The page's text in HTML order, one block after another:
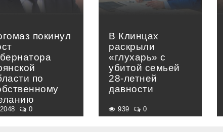
покинул
по
2048 0
В Клинцах
раскрыли
«глухарь» с
убитой семьей
28-летней
давности
939 0